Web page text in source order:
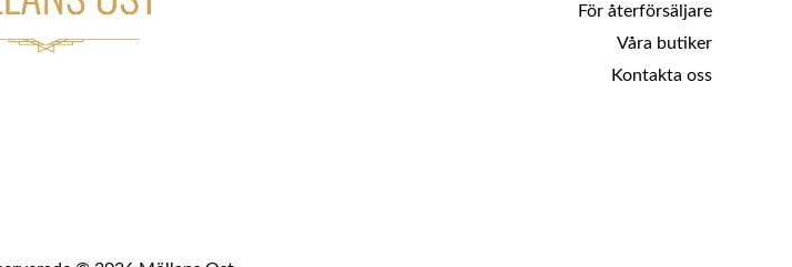
För återförsäljare
Våra butiker
Kontakta oss